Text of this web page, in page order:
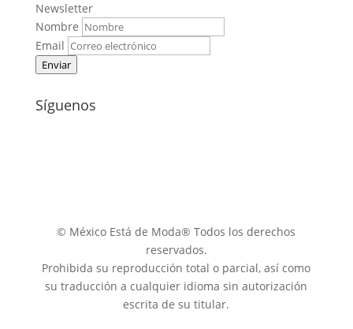
Newsletter
Nombre
Email
Enviar
Síguenos
© México Está de Moda® Todos los derechos
reservados.
Prohibida su reproducción total o parcial, así como
su traducción a cualquier idioma sin autorización
escrita de su titular.